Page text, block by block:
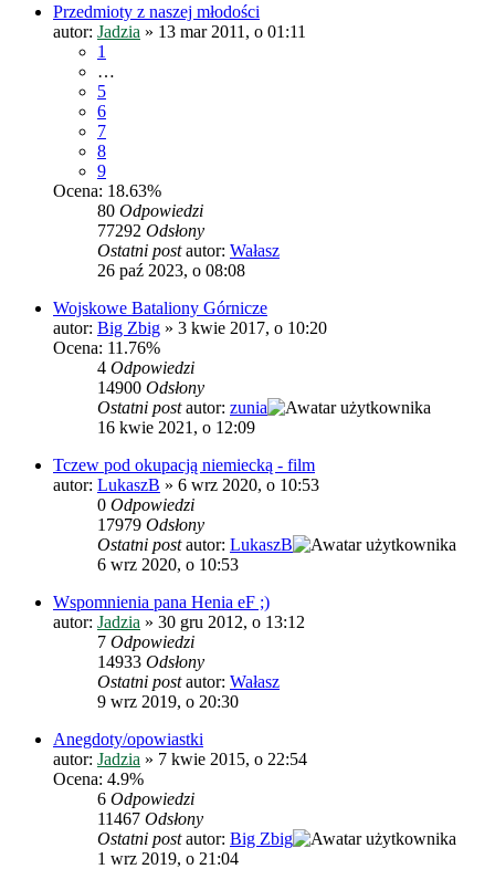
Przedmioty z naszej młodości
autor: Jadzia » 13 mar 2011, o 01:11
1
…
5
6
7
8
9
Ocena: 18.63%
80 Odpowiedzi
77292 Odsłony
Ostatni postautor: Wałasz
26 paź 2023, o 08:08
Wojskowe Bataliony Górnicze
autor: Big Zbig » 3 kwie 2017, o 10:20
Ocena: 11.76%
4 Odpowiedzi
14900 Odsłony
Ostatni postautor: zunia
16 kwie 2021, o 12:09
Tczew pod okupacją niemiecką - film
autor: LukaszB » 6 wrz 2020, o 10:53
0 Odpowiedzi
17979 Odsłony
Ostatni postautor: LukaszB
6 wrz 2020, o 10:53
Wspomnienia pana Henia eF ;)
autor: Jadzia » 30 gru 2012, o 13:12
7 Odpowiedzi
14933 Odsłony
Ostatni postautor: Wałasz
9 wrz 2019, o 20:30
Anegdoty/opowiastki
autor: Jadzia » 7 kwie 2015, o 22:54
Ocena: 4.9%
6 Odpowiedzi
11467 Odsłony
Ostatni postautor: Big Zbig
1 wrz 2019, o 21:04